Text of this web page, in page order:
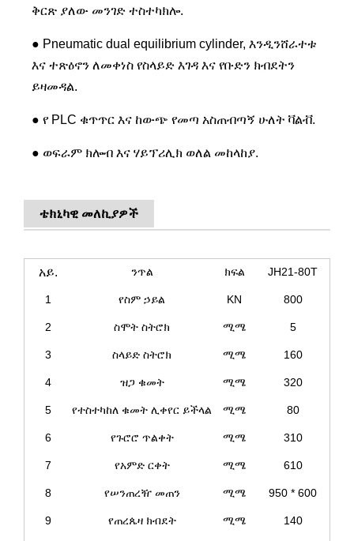
ቅርጽ ያለው መንገድ ተስተካክሎ.
● Pneumatic dual equilibrium cylinder, እንዲንሸራተቱ
እና ተጽዕኖን ለመቀነስ የስላይድ እገዳ እና የቡድን ክብደትን
ይዛመዳል.
● የ PLC ቁጥጥር እና ከውጭ የመጣ አስጠብጣኝ ሁለት ቫልቭ.
● ወፍራም ክሎብ እና ሃይፕሪሊክ ወለል መከላከያ.
ቴክኒካዊ መለኪያዎች
አይ. ንጥል ክፍል JH21-80T
1 የስም ኃይል KN 800
2 ስሞት ስትሮክ ሚሜ 5
3 ስላይድ ስትሮክ ሚሜ 160
4 ዝጋ ቁመት ሚሜ 320
5 የተስተካከለ ቁመት ሊቀየር ይችላል ሚሜ 80
6 የጉሮሮ ጥልቀት ሚሜ 310
7 የአምድ ርቀት ሚሜ 610
8 የሠንጠረዥ መጠን ሚሜ 950 * 600
9 የጠረጴዛ ክብደት ሚሜ 140